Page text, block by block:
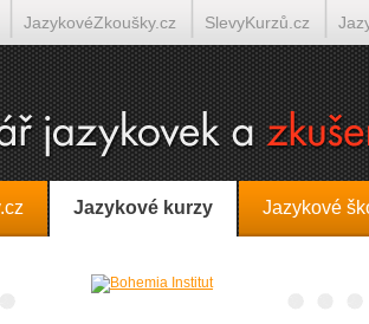
Jazykové kurzy Jazykové
JazykovéZkoušky.cz SlevyKurzů.cz
line Italština on-line Tlumočení-